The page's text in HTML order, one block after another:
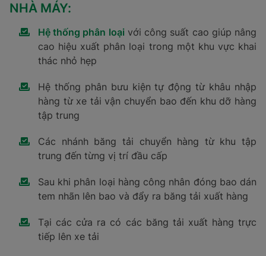
NHÀ MÁY:
Hệ thống phân loại với công suất cao giúp nâng
cao hiệu xuất phân loại trong một khu vực khai
thác nhỏ hẹp
Hệ thống phân bưu kiện tự động từ khâu nhập
hàng từ xe tải vận chuyển bao đến khu dỡ hàng
tập trung
Các nhánh băng tải chuyển hàng từ khu tập
trung đến từng vị trí đầu cấp
Sau khi phân loại hàng công nhân đóng bao dán
tem nhãn lên bao và đẩy ra băng tải xuất hàng
Tại các cửa ra có các băng tải xuất hàng trực
tiếp lên xe tải